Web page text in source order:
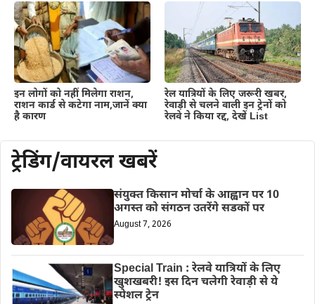
इन लोगों को नहीं मिलेगा राशन,
राशन कार्ड से कटेगा नाम,जानें क्या
है कारण
रेल यात्रियों के लिए जरूरी खबर,
रेवाड़ी से चलने वाली इन ट्रेनों को
रेलवे ने किया रद्द, देखें List
ट्रेडिंग/वायरल खबरें
संयुक्त किसान मोर्चा के आह्वान पर 10
अगस्त को संगठन उतरेंगे सडकों पर
August 7, 2026
Special Train : रेलवे यात्रियों के लिए
खुशखबरी! इस दिन चलेगी रेवाड़ी से ये
स्पेशल ट्रेन